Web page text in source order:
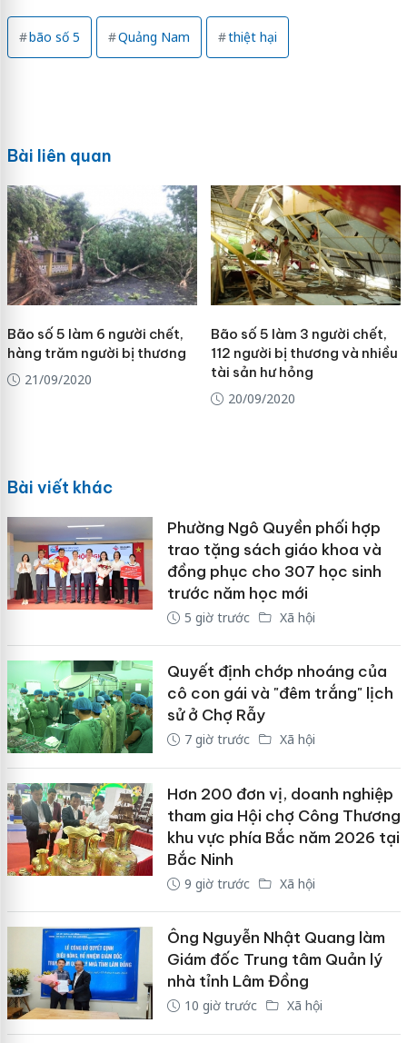
bão số 5 Quảng Nam thiệt hại
Bài liên quan
Bão số 5 làm 6 người chết,
hàng trăm người bị thương
21/09/2020
Bão số 5 làm 3 người chết,
112 người bị thương và nhiều
tài sản hư hỏng
20/09/2020
Bài viết khác
Phường Ngô Quyền phối hợp
trao tặng sách giáo khoa và
đồng phục cho 307 học sinh
trước năm học mới
5 giờ trước Xã hội
Quyết định chớp nhoáng của
cô con gái và "đêm trắng" lịch
sử ở Chợ Rẫy
7 giờ trước Xã hội
Hơn 200 đơn vị, doanh nghiệp
tham gia Hội chợ Công Thương
khu vực phía Bắc năm 2026 tại
Bắc Ninh
9 giờ trước Xã hội
Ông Nguyễn Nhật Quang làm
Giám đốc Trung tâm Quản lý
nhà tỉnh Lâm Đồng
10 giờ trước Xã hội